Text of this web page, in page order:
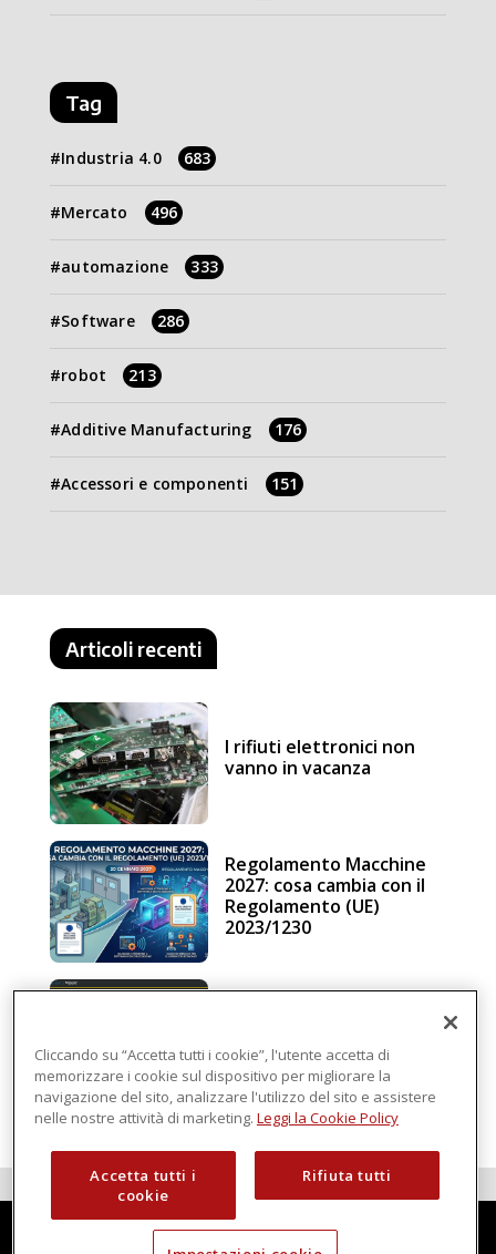
Tag
Industria 4.0 683
Mercato 496
automazione 333
Software 286
robot 213
Additive Manufacturing 176
Accessori e componenti 151
Articoli recenti
I rifiuti elettronici non
vanno in vacanza
Regolamento Macchine
2027: cosa cambia con il
Regolamento (UE)
2023/1230
intelligenza in cloud
Cliccando su “Accetta tutti i cookie”, l'utente accetta di
memorizzare i cookie sul dispositivo per migliorare la
navigazione del sito, analizzare l'utilizzo del sito e assistere
nelle nostre attività di marketing. Leggi la Cookie Policy
Accetta tutti i
cookie
Rifiuta tutti